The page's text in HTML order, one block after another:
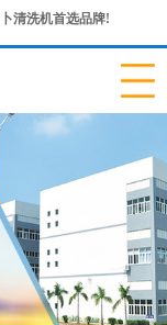
清洗机首选品牌!